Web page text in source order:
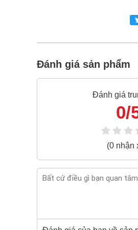
Bao 1 đổi 1 trong 24 giờ
Đánh giá sản phẩm
Đánh giá
0/
(0 nhận